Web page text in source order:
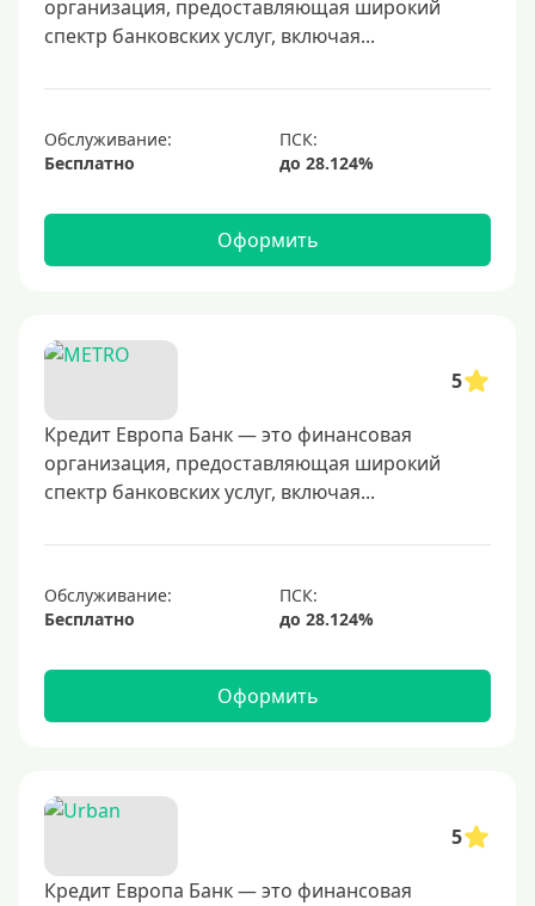
50000 руб
60000 руб
70000 руб
100000 руб
350000 руб
500000 руб
600000 руб
700000 руб
1000000 руб
С небольшим лимитом
С большим лимитом
Тип карты
Visa
UnionPay
организация, предоставляющая широкий
спектр банковских услуг, включая...
Обслуживание:
Бесплатно
Оформить
5
Кредит Европа Банк — это финансовая
организация, предоставляющая широкий
спектр банковских услуг, включая...
Обслуживание:
Бесплатно
Оформить
5
Кредит Европа Банк — это финансовая